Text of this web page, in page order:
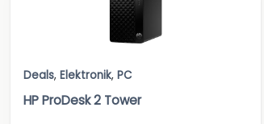
Deals, Elektronik, PC
HP ProDesk 2 Tower